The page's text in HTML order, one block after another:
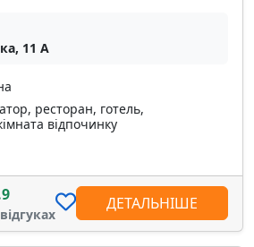
11 А
ресторан, готель,
відпочинку
ДЕТАЛЬНІШЕ